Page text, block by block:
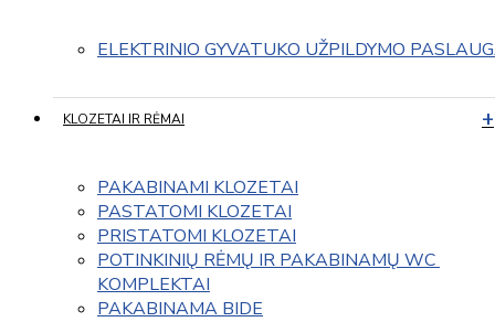
ELEKTRINIO GYVATUKO UŽPILDYMO
KLOZETAI IR RĖMAI
PAKABINAMI KLOZETAI
PASTATOMI KLOZETAI
PRISTATOMI KLOZETAI
POTINKINIŲ RĖMŲ IR PAKABINAMŲ WC
KOMPLEKTAI
PAKABINAMA BIDE